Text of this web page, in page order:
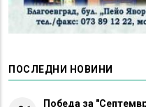
ПОСЛЕДНИ НОВИНИ
Победа за